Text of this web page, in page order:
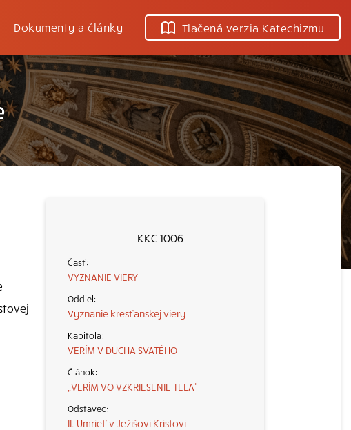
Dokumenty a články Tlačená verzia Katechizmu
KKC 1006
VYZNANIE VIERY
Vyznanie kresťanskej viery
VERÍM V DUCHA SVÄTÉHO
„VERÍM VO VZKRIESENIE TELA“
II. Umrieť v Ježišovi Kristovi